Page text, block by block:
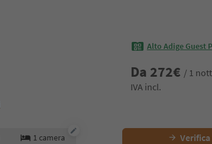
Alto Adige Guest
Da 272€ / 1
IVA incl.
1 camera